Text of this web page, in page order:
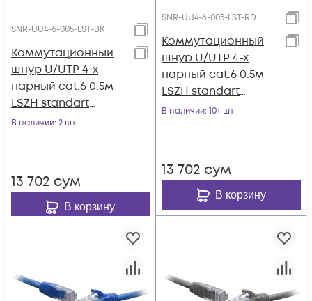
SNR-UU4-6-005-LST-BK
Коммутационный
шнур U/UTP 4-х
парный cat.6 0.5м
LSZH standart
чёрный
В наличии: 2 шт
13 702 сум
В корзину
SNR-UU4-6-005-LST-RD
Коммутационный
шнур U/UTP 4-х
парный cat.6 0.5м
LSZH standart
красный
В наличии: 10+ шт
13 702 сум
В корзину